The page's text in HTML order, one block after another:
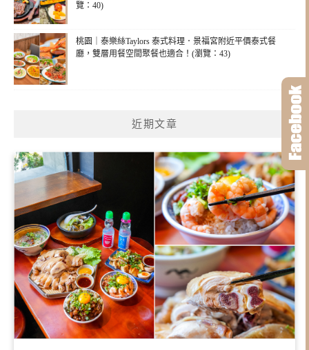
覽：40)
桃園｜泰樂絲Taylors 泰式料理．景福宮附近平價泰式餐
廳，雙層用餐空間聚餐也適合！(瀏覽：43)
近期文章